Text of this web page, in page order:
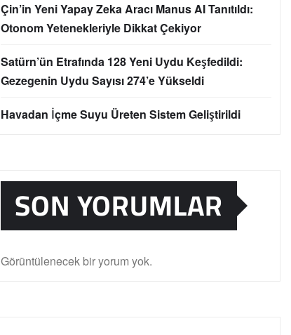
Çin’in Yeni Yapay Zeka Aracı Manus AI Tanıtıldı:
Otonom Yetenekleriyle Dikkat Çekiyor
Satürn’ün Etrafında 128 Yeni Uydu Keşfedildi:
Gezegenin Uydu Sayısı 274’e Yükseldi
Havadan İçme Suyu Üreten Sistem Geliştirildi
SON YORUMLAR
Görüntülenecek bir yorum yok.